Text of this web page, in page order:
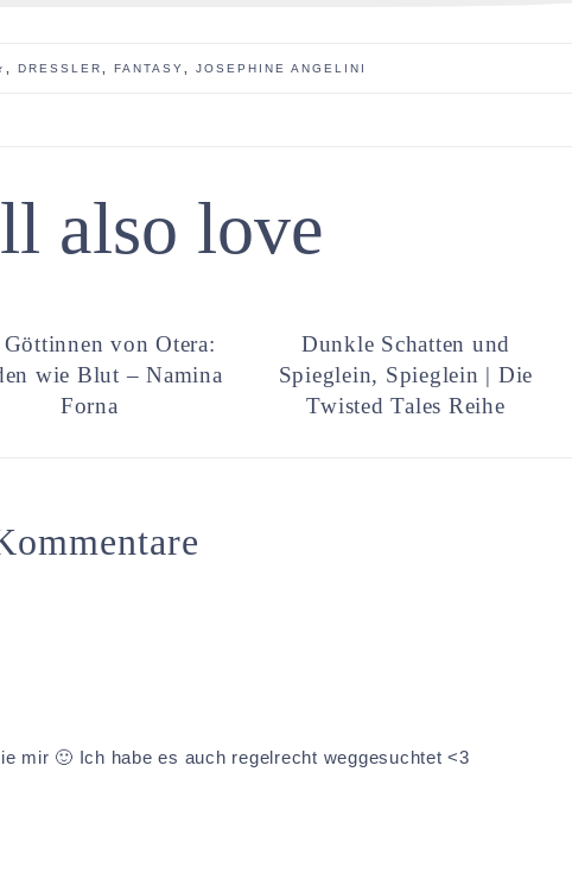
DRESSLER FANTASY JOSEPHINE ANGELINI
also love
von Otera:
wie Blut – Namina
Forna
Dunkle Schatten und
Spieglein, Spieglein | Die
Twisted Tales Reihe
mir 🙂 Ich habe es auch regelrecht weggesuchtet <3